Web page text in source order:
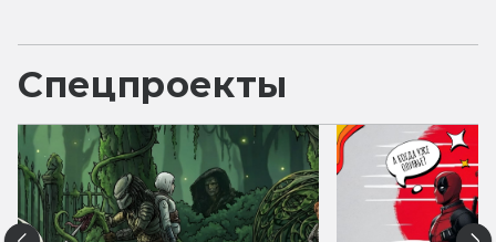
Спецпроекты